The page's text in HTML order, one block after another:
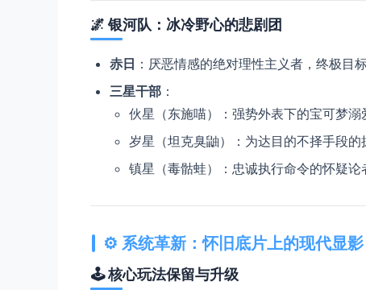
🌌 ​​银河队：冰冷野心的悲剧团​
​赤日​ ：厌恶情感的绝对理性主义者，终极目
​三星干部​ ​：
伙星（东施喵）：强势外表下的宝可梦溺
岁星（坦克臭鼬）：为达目的不择手段的
镇星（毒骷蛙）：忠诚执行命令的怀疑论
⚙️ ​ ​系统革新：怀旧底片上的现代显影​
🕹️ ​​核心玩法保留与升级​